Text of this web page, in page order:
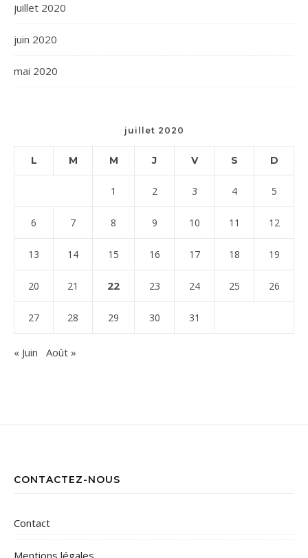
juillet 2020
juin 2020
mai 2020
juillet 2020
L M M J V S D
1 2 3 4 5
6 7 8 9 10 11 12
13 14 15 16 17 18 19
20 21 22 23 24 25 26
27 28 29 30 31
« Juin Août »
CONTACTEZ-NOUS
Contact